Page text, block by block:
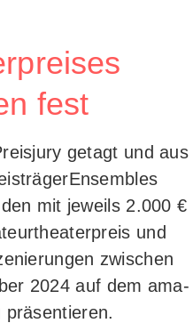
fest
getagt und aus
mit jeweils 2.000 €
und
zwi­schen
2024 auf dem ama­
präsentieren.